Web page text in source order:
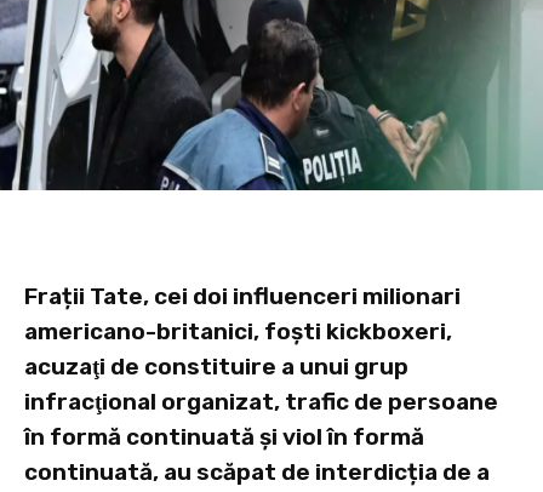
Frații Tate, cei doi influenceri milionari
americano-britanici, foști kickboxeri,
acuzaţi de constituire a unui grup
infracţional organizat, trafic de persoane
în formă continuată şi viol în formă
continuată, au scăpat de interdicția de a